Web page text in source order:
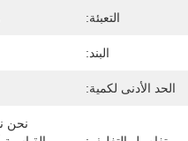
التعبئة:
البند:
الحد الأدنى لكمية: